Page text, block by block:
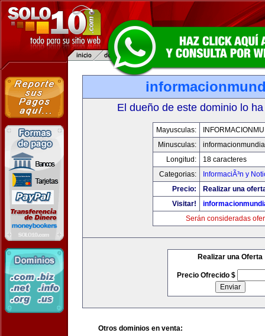
El dueño de este dominio lo
Mayusculas:
Minusculas:
Longitud:
18 caracteres
Categorias:
InformaciÃ³n y
Precio:
Realizar una
Visitar!
Serán consideradas
Realizar una Oferta
Precio Ofrecido $
Otros dominios en venta: